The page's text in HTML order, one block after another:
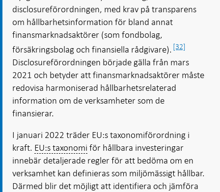
disclosureförordningen, med krav på transparens
om hållbarhetsinformation för bland annat
finansmarknadsaktörer (som fondbolag,
försäkringsbolag och finansiella rådgivare). [32]
Disclosureförordningen började gälla från mars
2021 och betyder att finansmarknadsaktörer måste
redovisa harmoniserad hållbarhetsrelaterad
information om de verksamheter som de
finansierar.
I januari 2022 träder EU:s taxonomiförordning i
kraft. EU:s taxonomi för hållbara investeringar
innebär detaljerade regler för att bedöma om en
verksamhet kan definieras som miljömässigt hållbar.
Därmed blir det möjligt att identifiera och jämföra